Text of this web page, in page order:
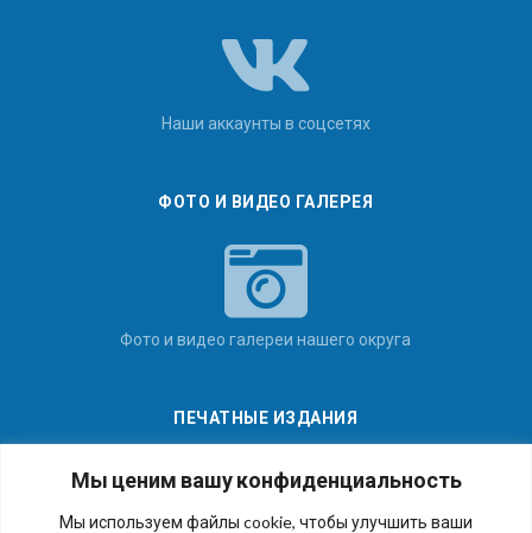
Мы ценим вашу конфиденциальность
Мы используем файлы cookie, чтобы улучшить ваши
Наши аккаунты в соцсетях
ФОТО И ВИДЕО ГАЛЕРЕЯ
Фото и видео галереи нашего округа
ПЕЧАТНЫЕ ИЗДАНИЯ